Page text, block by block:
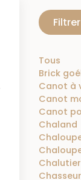
Filtrer
Tous
Brick
Canot à
Canot
Canot
Chaland